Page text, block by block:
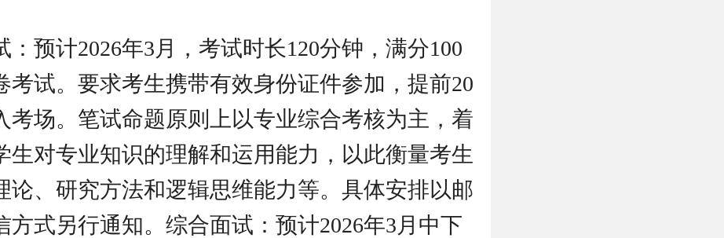
：预计2026年3月，考试时长120分钟，满分100
考试。要求考生携带有效身份证件参加，提前20
考场。笔试命题原则上以专业综合考核为主，着
生对专业知识的理解和运用能力，以此衡量考生
论、研究方法和逻辑思维能力等。具体安排以邮
方式另行通知。综合面试：预计2026年3月中下